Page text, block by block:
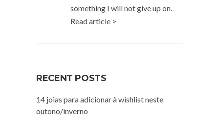
something I will not give up on.
Read article >
RECENT POSTS
14 joias para adicionar à wishlist neste
outono/inverno